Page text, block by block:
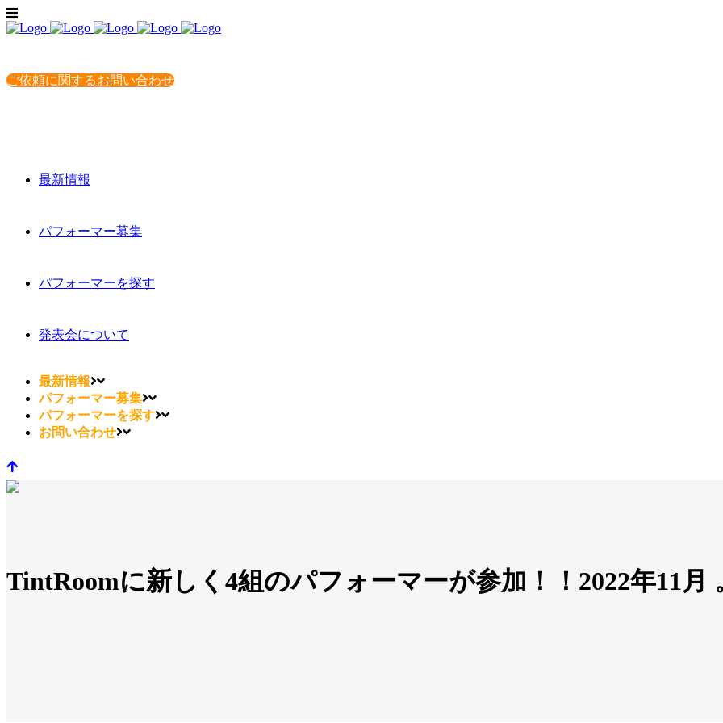
ご依頼に関するお問い合わせ
最新情報
パフォーマー募集
パフォーマーを探す
発表会について
最新情報
パフォーマー募集
パフォーマーを探す
お問い合わせ
TintRoomに新しく4組のパフォーマーが参加！！2022年11月